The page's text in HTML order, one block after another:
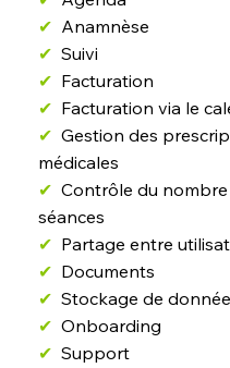
✔ Anamnèse
✔Suivi
✔ Facturation
✔ Facturation via le
✔Gestion des
médicales
✔Contrôle du nombre
séances
✔ Partage entre
✔ Documents
✔Stockage de
✔Onboarding
✔Support